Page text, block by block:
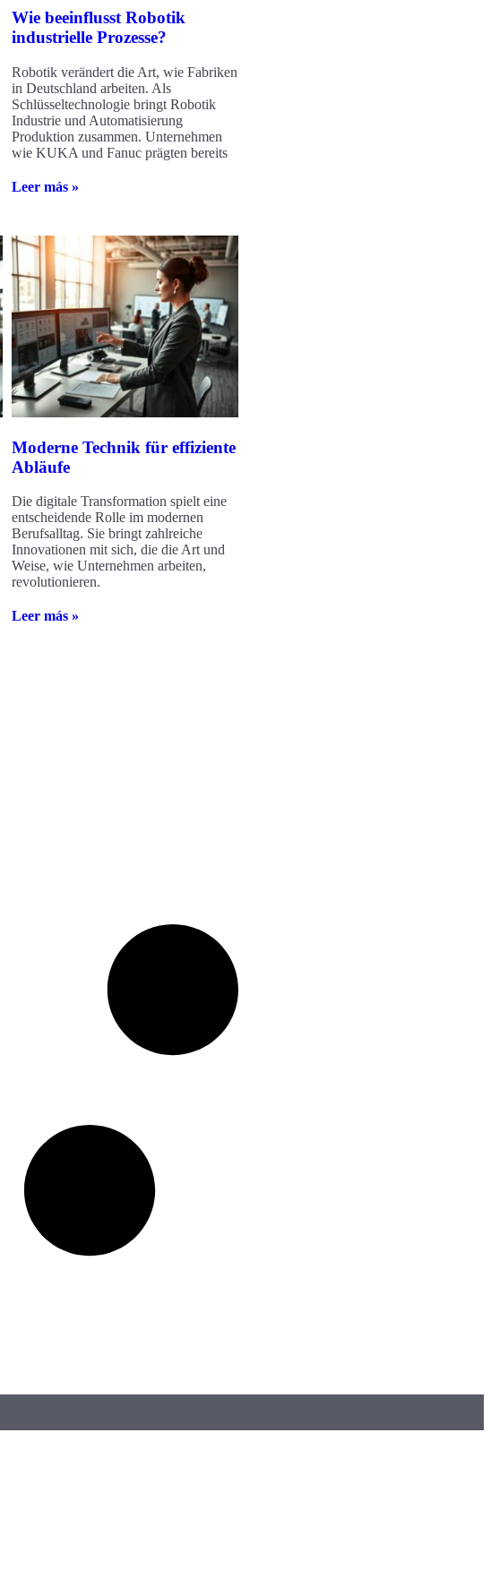
Wie beeinflusst Robotik
industrielle Prozesse?
Robotik verändert die Art, wie Fabriken
in Deutschland arbeiten. Als
Schlüsseltechnologie bringt Robotik
Industrie und Automatisierung
Produktion zusammen. Unternehmen
wie KUKA und Fanuc prägten bereits
Leer más »
Moderne Technik für effiziente
Abläufe
Die digitale Transformation spielt eine
entscheidende Rolle im modernen
Berufsalltag. Sie bringt zahlreiche
Innovationen mit sich, die die Art und
Weise, wie Unternehmen arbeiten,
revolutionieren.
Leer más »